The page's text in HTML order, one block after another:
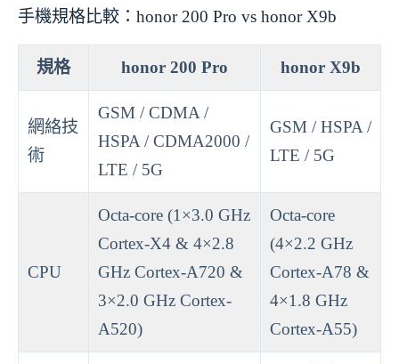
手機規格比較：honor 200 Pro vs honor X9b
規格 honor 200 Pro honor X9b
網絡技
術
GSM / CDMA /
HSPA / CDMA2000 /
LTE / 5G
GSM / HSPA /
LTE / 5G
CPU
Octa-core (1×3.0 GHz
Cortex-X4 & 4×2.8
GHz Cortex-A720 &
3×2.0 GHz Cortex-
A520)
Octa-core
(4×2.2 GHz
Cortex-A78 &
4×1.8 GHz
Cortex-A55)